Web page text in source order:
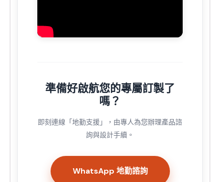
準備好啟航您的專屬訂製了
嗎？
即刻連線「地勤支援」，由專人為您辦理產品諮
詢與設計手續。
WhatsApp 地勤諮詢